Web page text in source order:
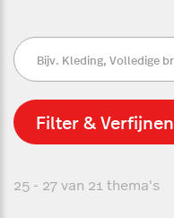
25 - 27 van 21 thema's
Filter & Verfijnen